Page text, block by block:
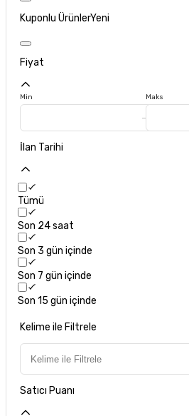
Kuponlu ÜrünlerYeni
Fiyat
Min Maks
İlan Tarihi
Tümü
Son 24 saat
Son 3 gün içinde
Son 7 gün içinde
Son 15 gün içinde
Kelime ile Filtrele
Satıcı Puanı